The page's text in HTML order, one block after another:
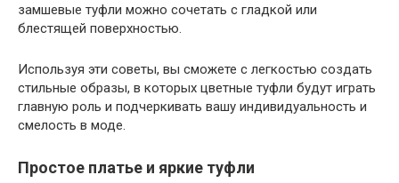
замшевые туфли можно сочетать с гладкой или
блестящей поверхностью.
Используя эти советы, вы сможете с легкостью создать
стильные образы, в которых цветные туфли будут играть
главную роль и подчеркивать вашу индивидуальность и
смелость в моде.
Простое платье и яркие туфли